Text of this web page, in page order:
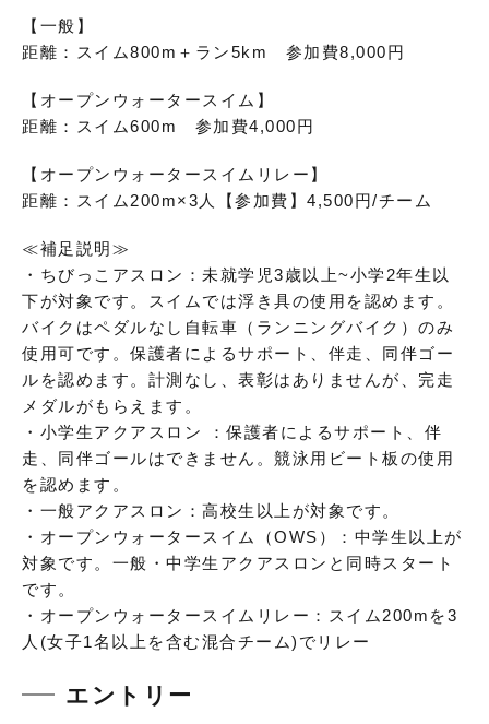
【一般】
距離：スイム800m＋ラン5km 参加費8,000円
【オープンウォータースイム】
距離：スイム600m 参加費4,000円
【オープンウォータースイムリレー】
距離：スイム200m×3人【参加費】4,500円/チーム
≪補足説明≫
・ちびっこアスロン：未就学児3歳以上~小学2年生以
下が対象です。スイムでは浮き具の使用を認めます。
バイクはペダルなし自転車（ランニングバイク）のみ
使用可です。保護者によるサポート、伴走、同伴ゴー
ルを認めます。計測なし、表彰はありませんが、完走
メダルがもらえます。
・小学生アクアスロン ：保護者によるサポート、伴
走、同伴ゴールはできません。競泳用ビート板の使用
を認めます。
・一般アクアスロン：高校生以上が対象です。
・オープンウォータースイム（OWS）：中学生以上が
対象です。一般・中学生アクアスロンと同時スタート
です。
・オープンウォータースイムリレー：スイム200mを3
人(女子1名以上を含む混合チーム)でリレー
エントリー